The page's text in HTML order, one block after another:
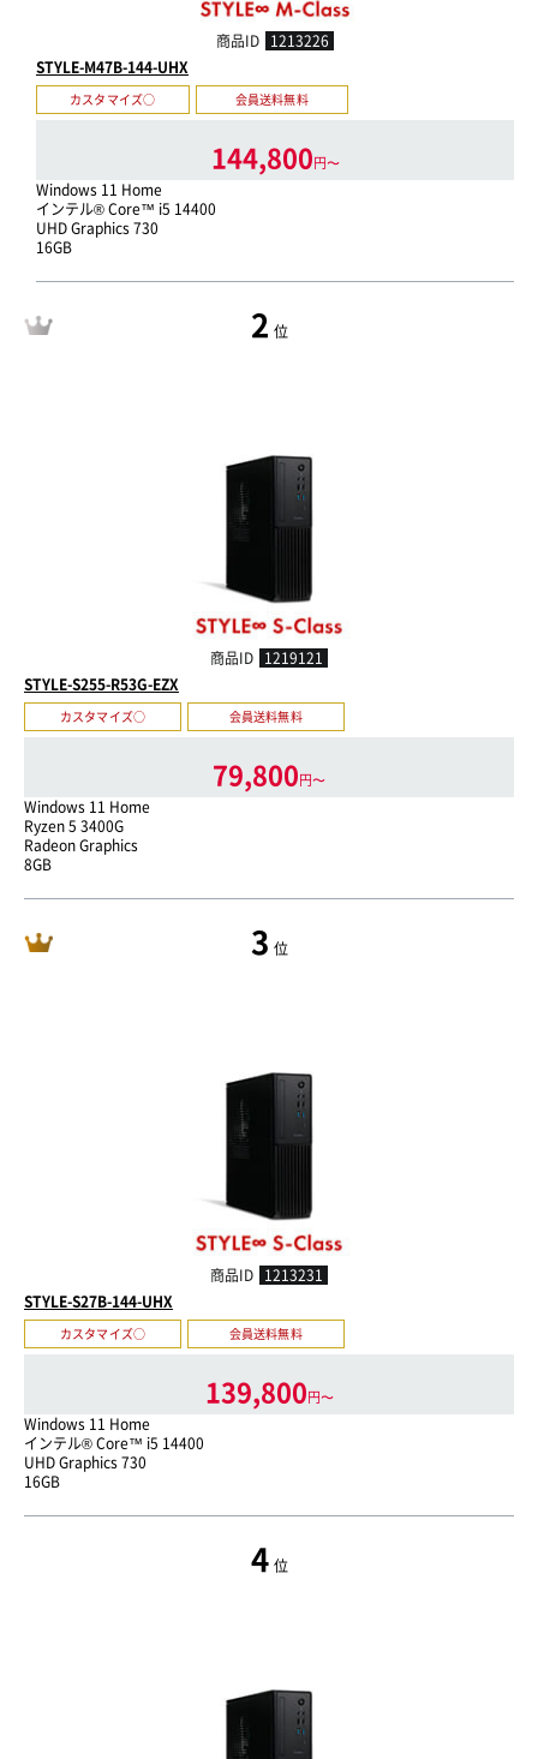
商品ID 1213226
STYLE-M47B-144-UHX
カスタマイズ○ 会員送料無料
144,800円〜
Windows 11 Home
インテル® Core™ i5 14400
UHD Graphics 730
16GB
2 位
商品ID 1219121
STYLE-S255-R53G-EZX
カスタマイズ○ 会員送料無料
79,800円〜
Windows 11 Home
Ryzen 5 3400G
Radeon Graphics
8GB
3 位
商品ID 1213231
STYLE-S27B-144-UHX
カスタマイズ○ 会員送料無料
139,800円〜
Windows 11 Home
インテル® Core™ i5 14400
UHD Graphics 730
16GB
4 位